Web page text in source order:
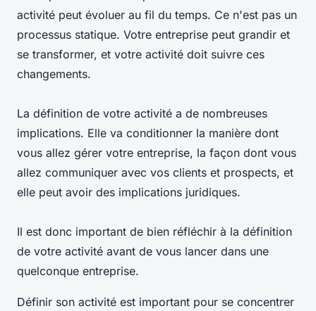
activité peut évoluer au fil du temps. Ce n'est pas un
processus statique. Votre entreprise peut grandir et
se transformer, et votre activité doit suivre ces
changements.
La définition de votre activité a de nombreuses
implications. Elle va conditionner la manière dont
vous allez gérer votre entreprise, la façon dont vous
allez communiquer avec vos clients et prospects, et
elle peut avoir des implications juridiques.
Il est donc important de bien réfléchir à la définition
de votre activité avant de vous lancer dans une
quelconque entreprise.
Définir son activité est important pour se concentrer